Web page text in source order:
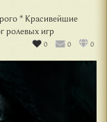
* Красивейшие
ролевых игр
0 0 0